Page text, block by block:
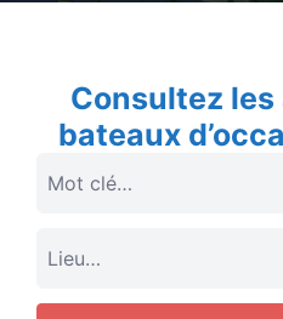
Consultez
bateaux